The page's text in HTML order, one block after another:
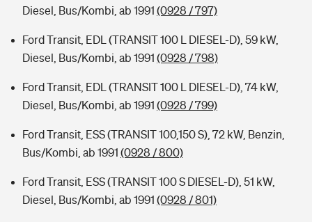
Diesel, Bus/Kombi, ab 1991 (0928 / 797)
Ford Transit, EDL (TRANSIT 100 L DIESEL-D), 59 kW,
Diesel, Bus/Kombi, ab 1991 (0928 / 798)
Ford Transit, EDL (TRANSIT 100 L DIESEL-D), 74 kW,
Diesel, Bus/Kombi, ab 1991 (0928 / 799)
Ford Transit, ESS (TRANSIT 100,150 S), 72 kW, Benzin,
Bus/Kombi, ab 1991 (0928 / 800)
Ford Transit, ESS (TRANSIT 100 S DIESEL-D), 51 kW,
Diesel, Bus/Kombi, ab 1991 (0928 / 801)